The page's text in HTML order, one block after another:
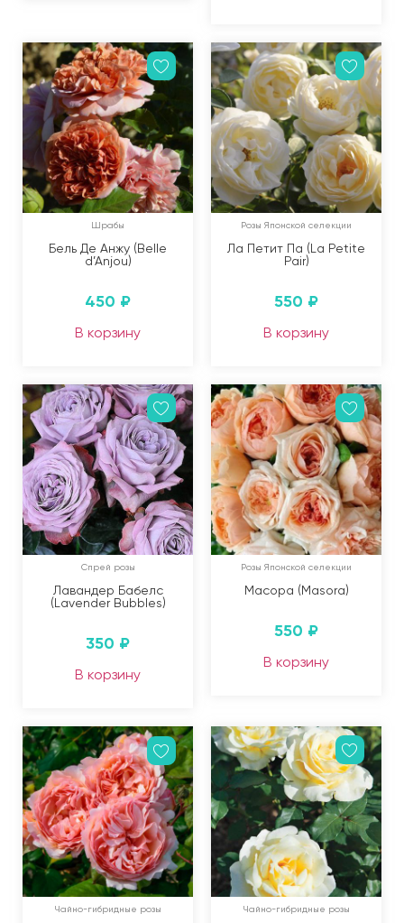
Шрабы
Бель Де Анжу (Belle
d’Anjou)
450 ₽
В корзину
Розы Японской селекции
Ла Петит Па (La Petite
Pair)
550 ₽
В корзину
Спрей розы
Лавандер Бабелс
(Lavender Bubbles)
350 ₽
В корзину
Розы Японской селекции
Масора (Masora)
550 ₽
В корзину
Чайно-гибридные розы Чайно-гибридные розы